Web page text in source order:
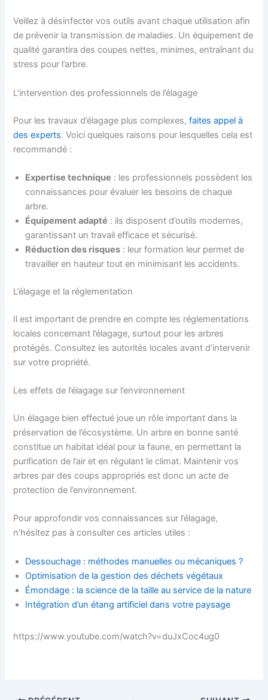
Veillez à désinfecter vos outils avant chaque utilisation afin
de prévenir la transmission de maladies. Un équipement de
qualité garantira des coupes nettes, minimes, entraînant du
stress pour l’arbre.
L’intervention des professionnels de l’élagage
Pour les travaux d’élagage plus complexes,faites appel à
des experts. Voici quelques raisons pour lesquelles cela est
recommandé :
Expertise technique : les professionnels possèdent les
connaissances pour évaluer les besoins de chaque
arbre.
Équipement adapté : ils disposent d’outils modernes,
garantissant un travail efficace et sécurisé.
Réduction des risques : leur formation leur permet de
travailler en hauteur tout en minimisant les accidents.
L’élagage et la réglementation
Il est important de prendre en compte les réglementations
locales concernant l’élagage, surtout pour les arbres
protégés. Consultez les autorités locales avant d’intervenir
sur votre propriété.
Les effets de l’élagage sur l’environnement
Un élagage bien effectué joue un rôle important dans la
préservation de l’écosystème. Un arbre en bonne santé
constitue un habitat idéal pour la faune, en permettant la
purification de l’air et en régulant le climat. Maintenir vos
arbres par des coups appropriés est donc un acte de
protection de l’environnement.
Pour approfondir vos connaissances sur l’élagage,
n’hésitez pas à consulter ces articles utiles :
Dessouchage : méthodes manuelles ou mécaniques ?
Optimisation de la gestion des déchets végétaux
Émondage : la science de la taille au service de la nature
Intégration d’un étang artificiel dans votre paysage
https://www.youtube.com/watch?v=duJxCoc4ug0